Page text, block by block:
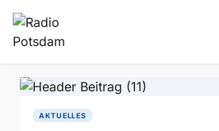
AKTUELLES